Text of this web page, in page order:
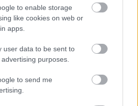
to enable storage
like cookies on web or
apps.
user data to be sent to
purposes.
to send me
Pop